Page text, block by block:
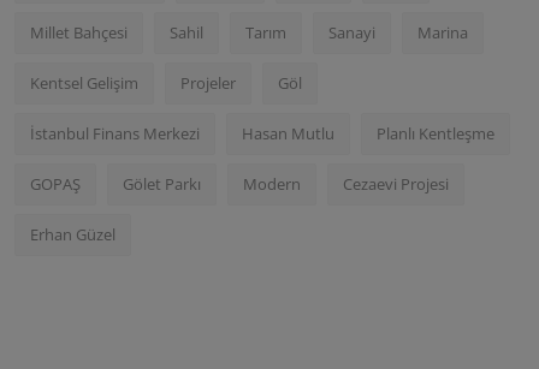
Millet Bahçesi Sahil Tarım Sanayi Marina
Kentsel Gelişim Projeler Göl
İstanbul Finans Merkezi Hasan Mutlu Planlı Kentleşme
GOPAŞ Gölet Parkı Modern Cezaevi Projesi
Erhan Güzel